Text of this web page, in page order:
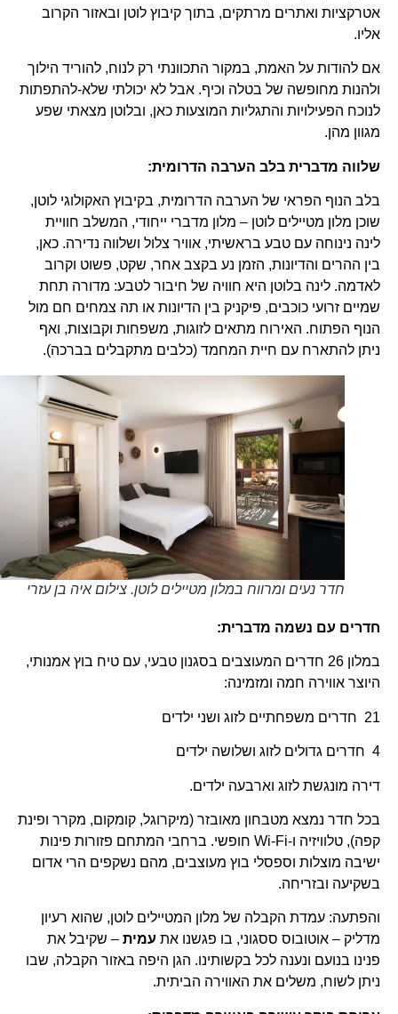
אטרקציות ואתרים מרתקים, בתוך קיבוץ לוטן ובאזור הקרוב
אליו.
אם להודות על האמת, במקור התכוונתי רק לנוח, להוריד הילוך
ולהנות מחופשה של בטלה וכיף. אבל לא יכולתי שלא-להתפתות
לנוכח הפעילויות והתגליות המוצעות כאן, ובלוטן מצאתי שפע
מגוון מהן.
שלווה מדברית בלב הערבה הדרומית:
בלב הנוף הפראי של הערבה הדרומית, בקיבוץ האקולוגי לוטן,
שוכן מלון מטיילים לוטן – מלון מדברי ייחודי, המשלב חוויית
לינה נינוחה עם טבע בראשיתי, אוויר צלול ושלווה נדירה. כאן,
בין ההרים והדיונות, הזמן נע בקצב אחר, שקט, פשוט וקרוב
לאדמה. לינה בלוטן היא חוויה של חיבור לטבע: מדורה תחת
שמיים זרועי כוכבים, פיקניק בין הדיונות או תה צמחים חם מול
הנוף הפתוח. האירוח מתאים לזוגות, משפחות וקבוצות, ואף
ניתן להתארח עם חיית המחמד (כלבים מתקבלים בברכה).
חדר נעים ומרווח במלון מטיילים לוטן. צילום איה בן עזרי
חדרים עם נשמה מדברית:
במלון 26 חדרים המעוצבים בסגנון טבעי, עם טיח בוץ אמנותי,
היוצר אווירה חמה ומזמינה:
דירה מונגשת לזוג וארבעה ילדים.
בכל חדר נמצא מטבחון מאובזר (מיקרוגל, קומקום, מקרר ופינת
קפה), טלוויזיה ו-Wi-Fi חופשי. ברחבי המתחם פזורות פינות
ישיבה מוצלות וספסלי בוץ מעוצבים, מהם נשקפים הרי אדום
בשקיעה ובזריחה.
והפתעה: עמדת הקבלה של מלון המטיילים לוטן, שהוא רעיון
מדליק – אוטובוס ססגוני, בו פגשנו אתעמית– שקיבל את
פנינו בנועם ונענה לכל בקשותינו. הגן היפה באזור הקבלה, שבו
ניתן לשוח, משלים את האווירה הביתית.